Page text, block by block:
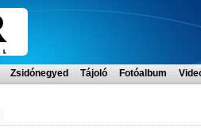
Zsidónegyed Tájoló Fotóalbum